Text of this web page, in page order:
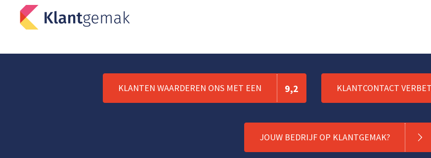
KLANTEN WAARDEREN ONS MET EEN 9,2 KLANTCONTACT
JOUW BEDRIJF OP KLANTGEMAK?